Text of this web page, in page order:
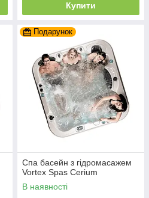
Купити
Подарунок
Спа басейн з гідромасажем
Vortex Spas Cerium
В наявності